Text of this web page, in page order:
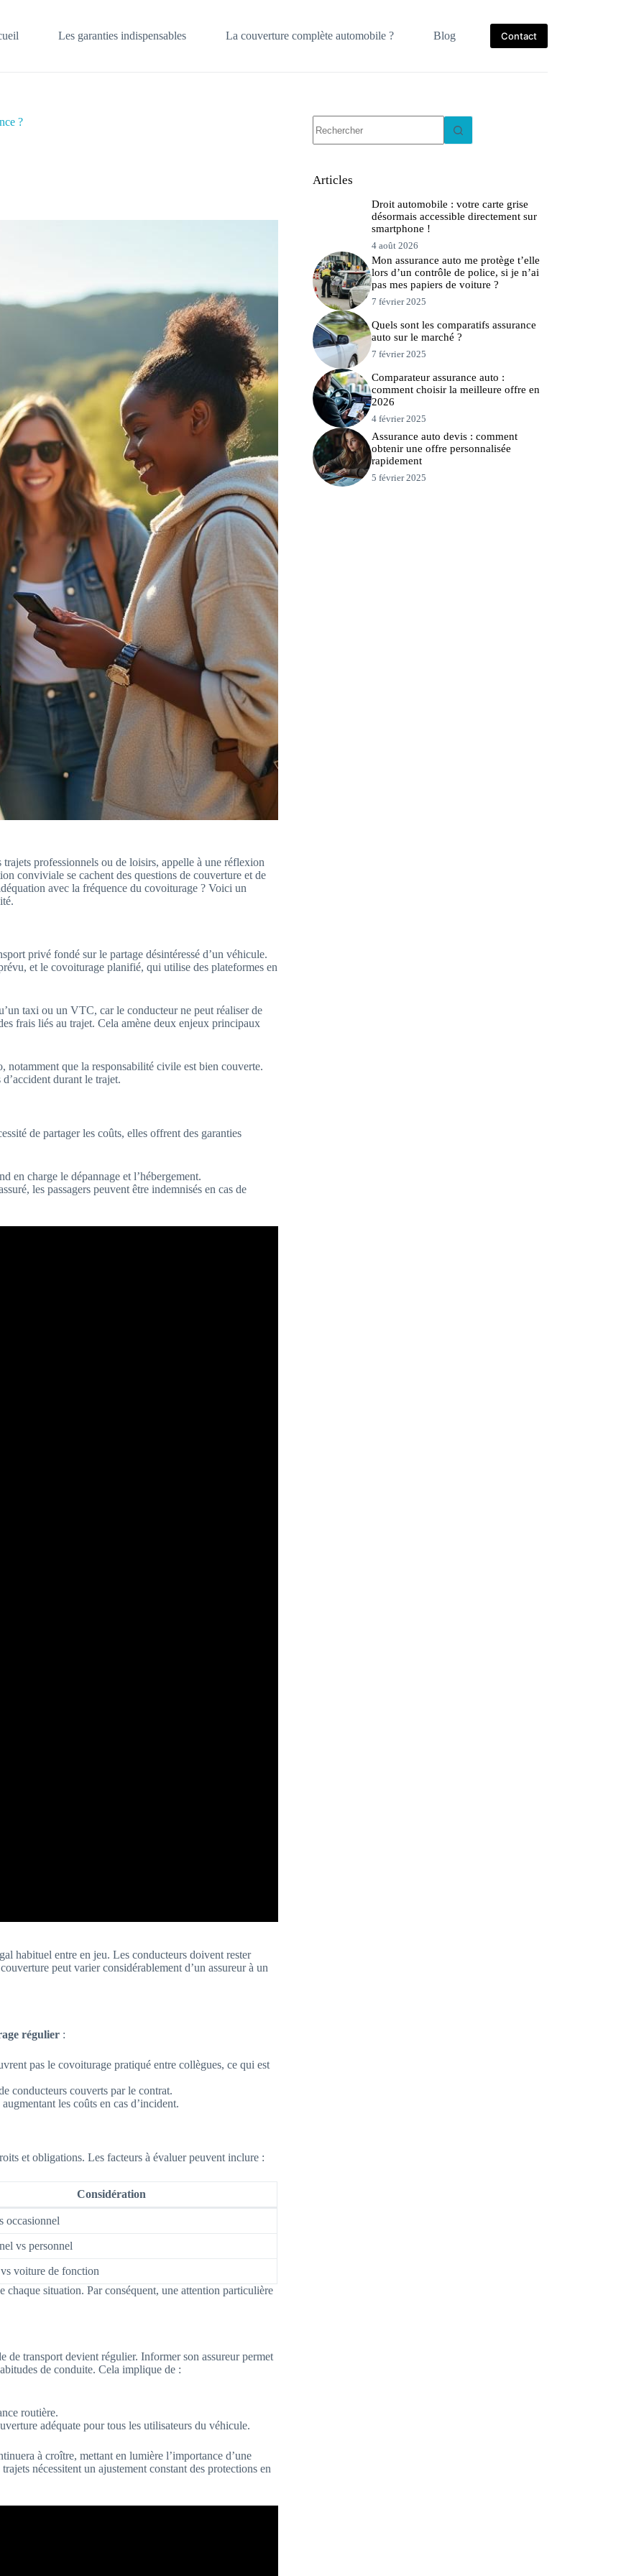
Les garanties indispensables La couverture complète automobile ? Blog Contact
?
professionnels ou de loisirs, appelle à une réflexion
conviviale se cachent des questions de couverture et de
avec la fréquence du covoiturage ? Voici un
privé fondé sur le partage désintéressé d’un véhicule.
et le covoiturage planifié, qui utilise des plateformes en
taxi ou un VTC, car le conducteur ne peut réaliser de
frais liés au trajet. Cela amène deux enjeux principaux
notamment que la responsabilité civile est bien couverte.
durant le trajet.
de partager les coûts, elles offrent des garanties
en charge le dépannage et l’hébergement.
les passagers peuvent être indemnisés en cas de
habituel entre en jeu. Les conducteurs doivent rester
peut varier considérablement d’un assureur à un
régulier :
pas le covoiturage pratiqué entre collègues, ce qui est
conducteurs couverts par le contrat.
les coûts en cas d’incident.
et obligations. Les facteurs à évaluer peuvent inclure :
Considération
occasionnel
vs personnel
voiture de fonction
chaque situation. Par conséquent, une attention particulière
de transport devient régulier. Informer son assureur permet
de conduite. Cela implique de :
routière.
adéquate pour tous les utilisateurs du véhicule.
à croître, mettant en lumière l’importance d’une
nécessitent un ajustement constant des protections en
résultat
Articles
Droit automobile : votre carte grise
désormais accessible directement sur
smartphone !
4 août 2026
Mon assurance auto me protège t’elle
lors d’un contrôle de police, si je n’ai
pas mes papiers de voiture ?
7 février 2025
Quels sont les comparatifs assurance
auto sur le marché ?
7 février 2025
Comparateur assurance auto :
comment choisir la meilleure offre en
2026
4 février 2025
Assurance auto devis : comment
obtenir une offre personnalisée
rapidement
5 février 2025